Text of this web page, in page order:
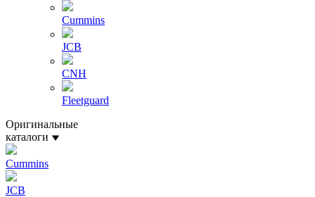
Cummins
JCB
CNH
Fleetguard
Оригинальные
каталоги
Cummins
JCB